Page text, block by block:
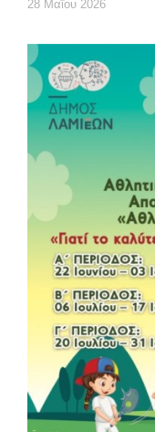
28 Μαΐου 2026